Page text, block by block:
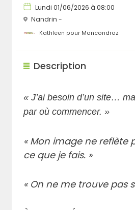
Lundi 01/06/2026 à 08:00
Nandrin -
Kathleen pour Moncondroz
Description
« J’ai besoin d’un site…
par où commencer. »
« Mon image ne reflète
ce que je fais. »
« On ne me trouve pas